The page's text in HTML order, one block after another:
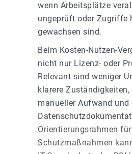
wenn Arbeitsplätze
ungeprüft oder Zugriffe
gewachsen sind.
Beim Kosten-Nutzen-
nicht nur Lizenz- oder
Relevant sind weniger
klarere Zuständigkeiten,
manueller Aufwand und
Orientierungsrahmen
Schutzmaßnahmen